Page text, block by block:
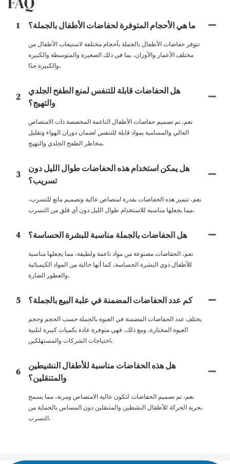
1 ما هي الأحجام المتوفرة لحفاضات الأطفال بالجملة؟
تتوفر حفاضات الأطفال بالجملة بأحجام مختلفة لاستيعاب الأطفال من
مختلف الأعمار والأوزان، بما في ذلك الصغيرة والمتوسطة والكبيرة
والكبيرة جدًا.
2
هل الحفاضات قابلة للتنفس لمنع الطفح الجلدي
والتهيج؟
نعم، تم تصميم حفاضات الأطفال الناعمة المخصصة ذات الامتصاص
العالي والمسامية بمواد قابلة للتنفس لضمان دوران الهواء وتقليل
مخاطر الطفح الجلدي والتهيج.
3
هل يمكن استخدام هذه الحفاضات طوال الليل دون
تسريب؟
نعم، تتميز هذه الحفاضات بقدرة امتصاص عالية وتصميم مانع للتسرب،
مما يجعلها مناسبة للاستخدام طوال الليل دون أي قلق من التسرب.
4 هل الحفاضات بالجملة مناسبة للبشرة الحساسة؟
نعم، الحفاضات مصنوعة من مواد ناعمة ولطيفة، مما يجعلها مناسبة
للأطفال ذوي البشرة الحساسة. كما أنها خالية من المواد الكيميائية
والعطور الضارة.
5 كم عدد الحفاضات المضمنة في علبة البيع بالجملة؟
يختلف عدد الحفاضات المضمنة في العبوة بالجملة حسب الحجم وحجم
العبوة المختارة. ومع ذلك، فهي متوفرة عادة بكميات كبيرة لتلبية
احتياجات الشركات والمستهلكين.
6
هل هذه الحفاضات مناسبة للأطفال النشيطين
والمتنقلين؟
نعم، تم تصميم الحفاضات لتكون عالية الامتصاص ومرنة، مما يسمح
بحرية الحركة للأطفال النشطين والمتنقلين دون المساس بالحماية من
التسرب.